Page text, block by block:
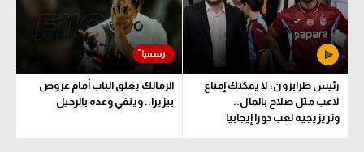
رئيس طرابزون: لا يمكنك إقناع
لاعب مثل صلاح بالمال..
وتريزيجيه لعب دورا إيجابيا
الزمالك يغلق الباب أمام عروض
بيزيرا.. وينفي وعده بالرحيل